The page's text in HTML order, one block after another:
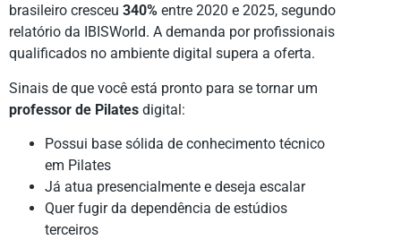
brasileiro cresceu 340% entre 2020 e 2025, segundo
relatório da IBISWorld. A demanda por profissionais
qualificados no ambiente digital supera a oferta.
Sinais de que você está pronto para se tornar um
professor de Pilates digital:
Possui base sólida de conhecimento técnico
em Pilates
Já atua presencialmente e deseja escalar
Quer fugir da dependência de estúdios
terceiros